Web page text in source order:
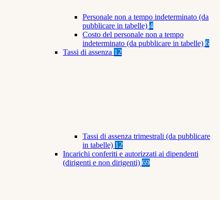
Personale non a tempo indeterminato (da
pubblicare in tabelle) 4
Costo del personale non a tempo
indeterminato (da pubblicare in tabelle) 6
Tassi di assenza 12
Tassi di assenza trimestrali (da pubblicare
in tabelle) 12
Incarichi conferiti e autorizzati ai dipendenti
(dirigenti e non dirigenti) 69